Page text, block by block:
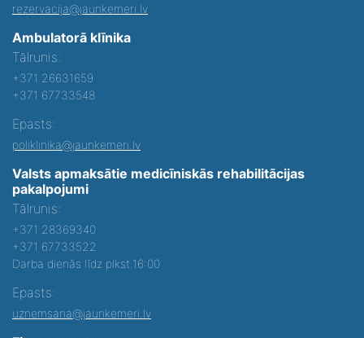
rezervacija@jaunkemeri.lv
Ambulatorā klīnika
Tālrunis:
+371 26631659
+371 67733548
Epasts:
poliklinika@jaunkemeri.lv
Valsts apmaksātie medicīniskās rehabilitācijas
pakalpojumi
Tālrunis:
+371 28369340
+371 67733522
Darba dienās līdz plkst.16:00
Epasts:
uznemsana@jaunkemeri.lv